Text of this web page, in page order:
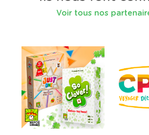
Voir tous nos